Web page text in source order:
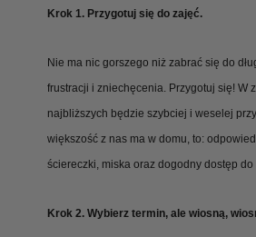
Krok 1. Przygotuj się do zajęć.
Nie ma nic gorszego niż zabrać się do
frustracji i zniechęcenia. Przygotuj się! W
najbliższych będzie szybciej i weselej
większość z nas ma w domu, to:
ściereczki, miska oraz dogodny dostęp
Krok 2. Wybierz termin, ale wiosną,